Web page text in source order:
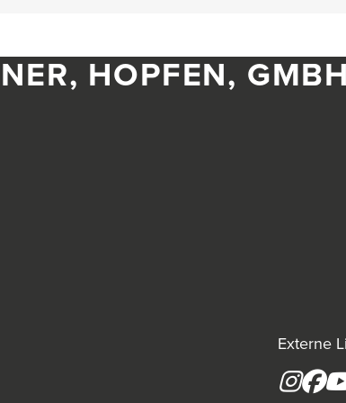
HOPFEN, GMBH
Externe